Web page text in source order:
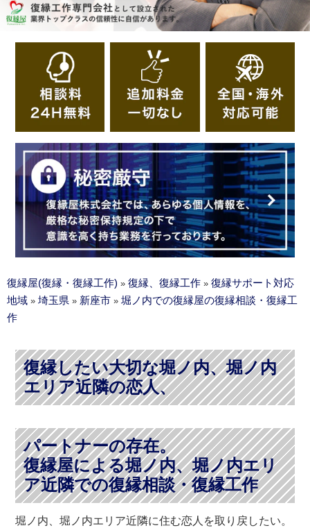
復縁屋(復縁・復縁工作) » 復縁、復縁工作 » 復縁サポート対応
地域 » 埼玉県 » 新座市 » 堀ノ内での復縁屋の復縁相談・復縁工
作
復縁したい大切な堀ノ内、堀ノ内
エリア近隣の恋人、
パートナーの存在。
復縁屋による堀ノ内、堀ノ内エリ
ア近隣での復縁相談・復縁工作
堀ノ内、堀ノ内エリア近隣に住む恋人を取り戻したい。